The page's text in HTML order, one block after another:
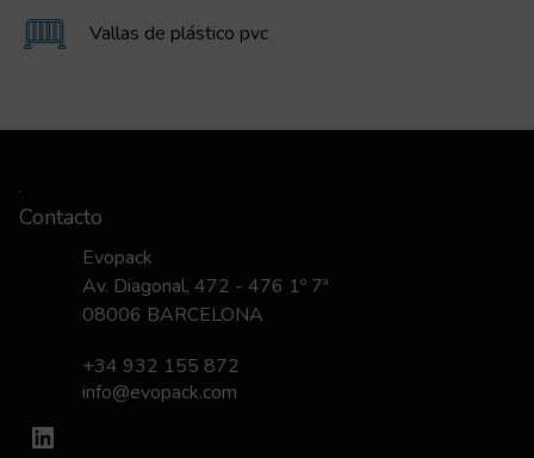
Vallas de plástico pvc
Contacto
Evopack
Av. Diagonal, 472 - 476 1º 7ª
08006 BARCELONA
+34 932 155 872
info@evopack.com
LinkedIn